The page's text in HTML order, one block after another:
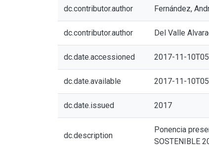
dc.contributor.author Fernández,
dc.contributor.author Del Valle
dc.date.accessioned 2017-11-
dc.date.available 2017-11-
dc.date.issued 2017
dc.description
Ponencia
SOSTENIBLE